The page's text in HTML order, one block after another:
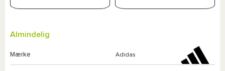
Almindelig
Mærke Adidas